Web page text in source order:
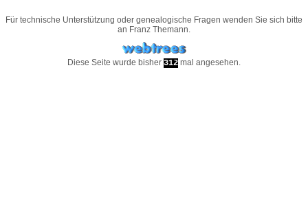
Für technische Unterstützung oder genealogische Fragen wenden Sie sich bitte
an Franz Themann.
Diese Seite wurde bisher 312 mal angesehen.